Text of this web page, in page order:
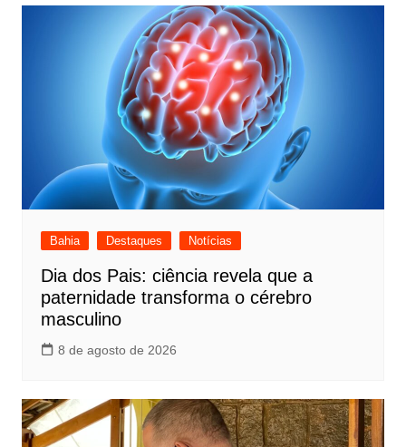
Bahia Destaques Notícias
Dia dos Pais: ciência revela que a
paternidade transforma o cérebro
masculino
8 de agosto de 2026